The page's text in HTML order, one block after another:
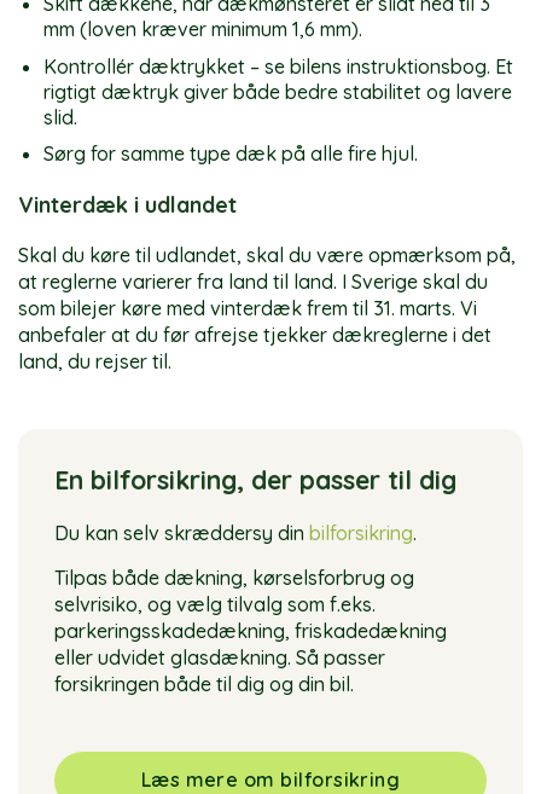
mm (loven kræver minimum 1,6 mm).
Kontrollér dæktrykket – se bilens instruktionsbog. Et
rigtigt dæktryk giver både bedre stabilitet og lavere
slid.
Sørg for samme type dæk på alle fire hjul.
Vinterdæk i udlandet
Skal du køre til udlandet, skal du være opmærksom på,
at reglerne varierer fra land til land. I Sverige skal du
som bilejer køre med vinterdæk frem til 31. marts. Vi
anbefaler at du før afrejse tjekker dækreglerne i det
land, du rejser til.
En bilforsikring, der passer til dig
Du kan selv skræddersy din bilforsikring.
Tilpas både dækning, kørselsforbrug og
selvrisiko, og vælg tilvalg som f.eks.
parkeringsskadedækning, friskadedækning
eller udvidet glasdækning. Så passer
forsikringen både til dig og din bil.
Læs mere om bilforsikring